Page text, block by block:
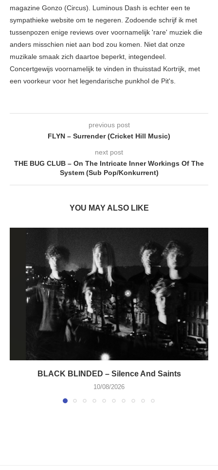
magazine Gonzo (Circus). Luminous Dash is echter een te
sympathieke website om te negeren. Zodoende schrijf ik met
tussenpozen enige reviews over voornamelijk 'rare' muziek die
anders misschien niet aan bod zou komen. Niet dat onze
muzikale smaak zich daartoe beperkt, integendeel.
Concertgewijs voornamelijk te vinden in thuisstad Kortrijk, met
een voorkeur voor het legendarische punkhol de Pit's.
previous post
FLYN – Surrender (Cricket Hill Music)
next post
THE BUG CLUB – On The Intricate Inner Workings Of The
System (Sub Pop/Konkurrent)
YOU MAY ALSO LIKE
BLACK BLINDED – Silence And Saints
10/08/2026